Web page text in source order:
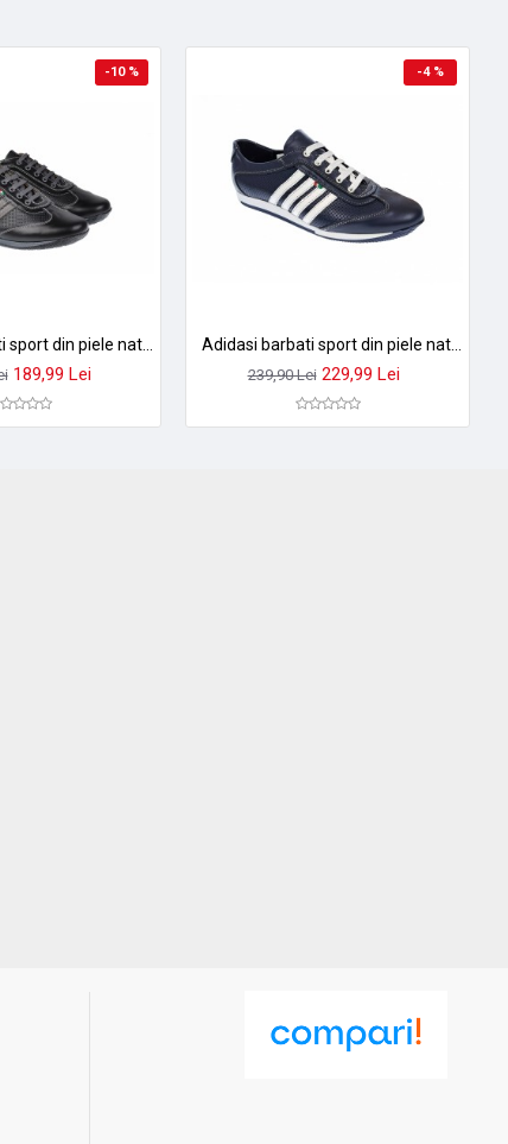
-10 %
Adidasi barbati sport din piele naturala - 1053N
189,99 Lei
-4 %
Adidasi barbati sport din piele naturala 1053BLA
239,90 Lei 229,99 Lei